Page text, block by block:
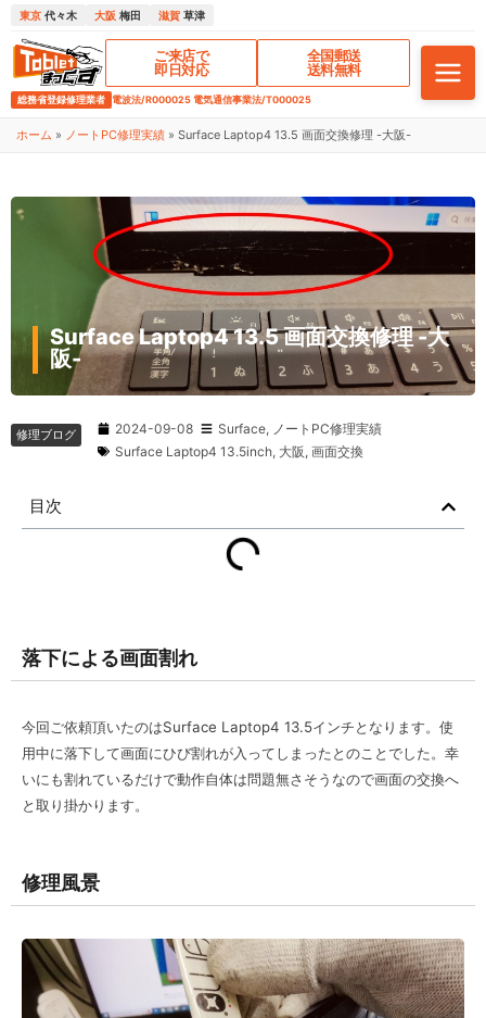
東京 代々木 大阪 梅田 滋賀 草津
ご来店で
即日対応
全国郵送
送料無料
総務省登録修理業者 電波法/R000025 電気通信事業法/T000025
ホーム » ノートPC修理実績 » Surface Laptop4 13.5 画面交換修理 -大阪-
Surface Laptop4 13.5 画面交換修理 -大
阪-
修理ブログ 2024-09-08 Surface, ノートPC修理実績
Surface Laptop4 13.5inch, 大阪, 画面交換
目次
落下による画面割れ
今回ご依頼頂いたのはSurface Laptop4 13.5インチとなります。使
用中に落下して画面にひび割れが入ってしまったとのことでした。幸
いにも割れているだけで動作自体は問題無さそうなので画面の交換へ
と取り掛かります。
修理風景